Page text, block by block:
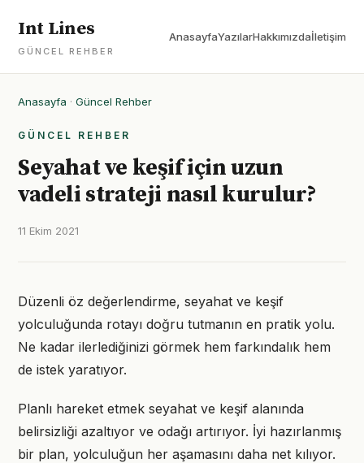
Int Lines
GÜNCEL REHBER
AnasayfaYazılarHakkımızdaİletişim
Anasayfa · Güncel Rehber
GÜNCEL REHBER
Seyahat ve keşif için uzun
vadeli strateji nasıl kurulur?
11 Ekim 2021
Düzenli öz değerlendirme, seyahat ve keşif
yolculuğunda rotayı doğru tutmanın en pratik yolu.
Ne kadar ilerlediğinizi görmek hem farkındalık hem
de istek yaratıyor.
Planlı hareket etmek seyahat ve keşif alanında
belirsizliği azaltıyor ve odağı artırıyor. İyi hazırlanmış
bir plan, yolculuğun her aşamasını daha net kılıyor.